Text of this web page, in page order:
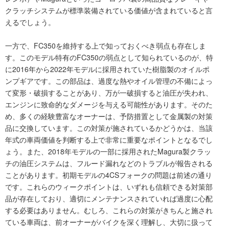
クラッチシステムが標準装備されている価値が含まれていると言
えるでしょう。
一方で、FC350を維持する上で知っておくべき弱点も存在しま
す。このモデル特有のFC350の弱点として知られているのが、特
に2016年から2022年モデルに採用されていた樹脂製のオイルポ
ンプギアです。この部品は、過度な熱やオイル管理の不備によっ
て変形・破損することがあり、万が一破損すると油圧が失われ、
エンジンに致命的なダメージを与える可能性があります。そのた
め、多くの経験豊富なオーナーは、予防措置として金属製の対策
品に交換しています。この対策が施されているかどうかは、当該
年式の車両価値を判断する上で非常に重要なポイントとなるでし
ょう。また、2018年モデルの一部に採用されたMagura製クラッ
チの油圧システムは、フルード漏れなどのトラブルが報告される
ことがあります。初期モデルの4CSフォークの問題は前述の通り
です。これらのウィークポイントは、いずれも信頼できる対策部
品が存在しており、適切にメンテナンスされていれば過度に心配
する必要はありません。むしろ、これらの対策がきちんと施され
ている車両は、前オーナーがバイクを深く理解し、大切に扱って